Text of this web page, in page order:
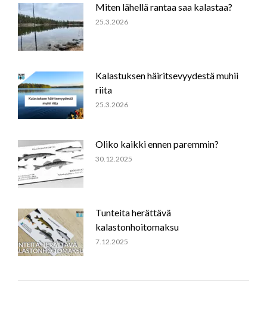
Miten lähellä rantaa saa kalastaa?
25.3.2026
Kalastuksen häiritsevyydestä muhii
riita
25.3.2026
Oliko kaikki ennen paremmin?
30.12.2025
Tunteita herättävä
kalastonhoitomaksu
7.12.2025